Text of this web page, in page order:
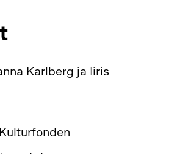
Karlberg ja Iiris